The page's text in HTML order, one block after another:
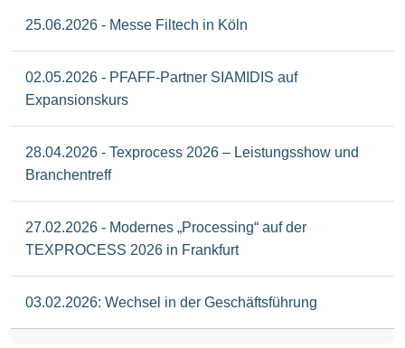
25.06.2026 - Messe Filtech in Köln
02.05.2026 - PFAFF-Partner SIAMIDIS auf
Expansionskurs
28.04.2026 - Texprocess 2026 – Leistungsshow und
Branchentreff
27.02.2026 - Modernes „Processing“ auf der
TEXPROCESS 2026 in Frankfurt
03.02.2026: Wechsel in der Geschäftsführung